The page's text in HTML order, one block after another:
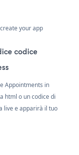
your app
codice
Appointments in
html o un codice di
live e apparirà il tuo